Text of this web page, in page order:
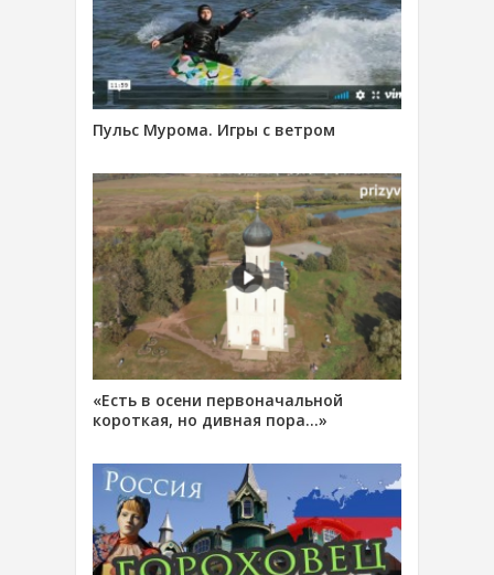
Пульс Мурома. Игры с ветром
«Есть в осени первоначальной
короткая, но дивная пора…»